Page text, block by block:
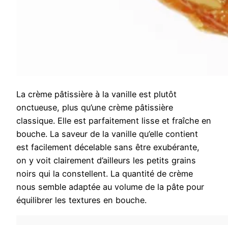
La crème pâtissière à la vanille est plutôt
onctueuse, plus qu’une crème pâtissière
classique. Elle est parfaitement lisse et fraîche en
bouche. La saveur de la vanille qu’elle contient
est facilement décelable sans être exubérante,
on y voit clairement d’ailleurs les petits grains
noirs qui la constellent. La quantité de crème
nous semble adaptée au volume de la pâte pour
équilibrer les textures en bouche.